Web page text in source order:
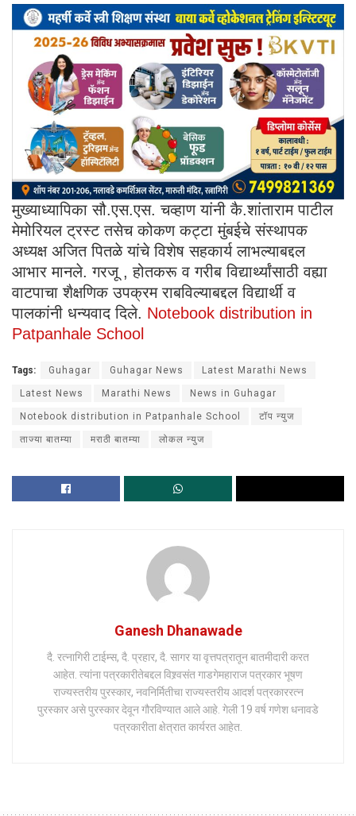
मुख्याध्यापिका सौ.एस.एस. चव्हाण यांनी कै.शांताराम पाटील
मेमोरियल ट्रस्ट तसेच कोकण कट्टा मुंबईचे संस्थापक
अध्यक्ष अजित पितळे यांचे विशेष सहकार्य लाभल्याबद्दल
आभार मानले. गरजू , होतकरू व गरीब विद्यार्थ्यांसाठी वह्या
वाटपाचा शैक्षणिक उपक्रम राबविल्याबद्दल विद्यार्थी व
पालकांनी धन्यवाद दिले. Notebook distribution in
Patpanhale School
Tags: Guhagar Guhagar News Latest Marathi News
Latest News Marathi News News in Guhagar
Notebook distribution in Patpanhale School टॉप न्युज
ताज्या बातम्या मराठी बातम्या लोकल न्युज
Ganesh Dhanawade
दै. रत्नागिरी टाईम्स, दै. प्रहार, दै. सागर या वृत्तपत्रातून बातमीदारी करत
आहेत. त्यांना पत्रकारीतेबद्दल विश्र्वसंत गाडगेमहाराज पत्रकार भूषण
राज्यस्तरीय पुरस्कार, नवनिर्मितीचा राज्यस्तरीय आदर्श पत्रकाररत्न
पुरस्कार असे पुरस्कार देवून गौरविण्यात आले आहे. गेली 19 वर्ष गणेश धनावडे
पत्रकारीता क्षेत्रात कार्यरत आहेत.